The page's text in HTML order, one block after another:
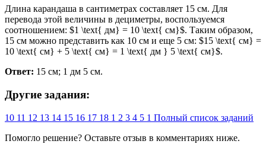
Длина карандаша в сантиметрах составляет 15 см. Для
перевода этой величины в дециметры, воспользуемся
соотношением: $1 \text{ дм} = 10 \text{ см}$. Таким образом,
15 см можно представить как 10 см и еще 5 см: $15 \text{ см} =
10 \text{ см} + 5 \text{ см} = 1 \text{ дм } 5 \text{ см}$.
Ответ: 15 см; 1 дм 5 см.
Другие задания:
10 11 12 13 14 15 16 17 18 1 2 3 4 5 1 Полный список заданий
Помогло решение? Оставьте отзыв в комментариях ниже.